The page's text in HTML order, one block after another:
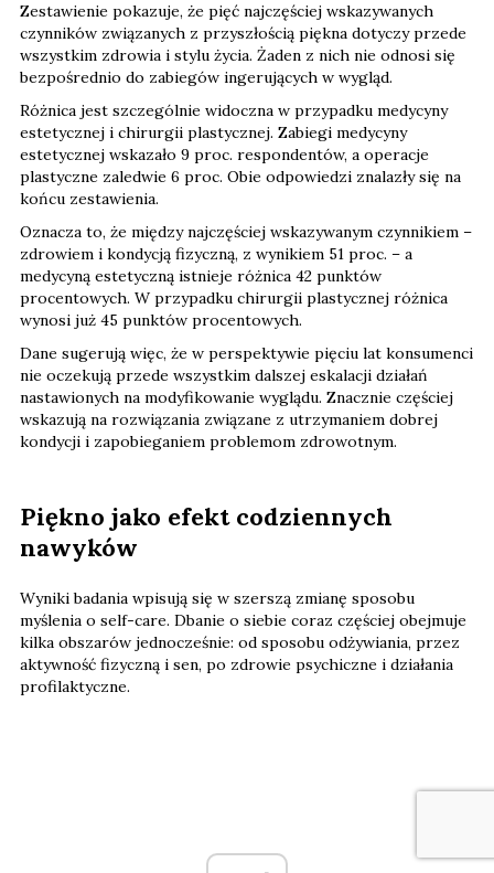
Zestawienie pokazuje, że pięć najczęściej wskazywanych
czynników związanych z przyszłością piękna dotyczy przede
wszystkim zdrowia i stylu życia. Żaden z nich nie odnosi się
bezpośrednio do zabiegów ingerujących w wygląd.
Różnica jest szczególnie widoczna w przypadku medycyny
estetycznej i chirurgii plastycznej. Zabiegi medycyny
estetycznej wskazało 9 proc. respondentów, a operacje
plastyczne zaledwie 6 proc. Obie odpowiedzi znalazły się na
końcu zestawienia.
Oznacza to, że między najczęściej wskazywanym czynnikiem –
zdrowiem i kondycją fizyczną, z wynikiem 51 proc. – a
medycyną estetyczną istnieje różnica 42 punktów
procentowych. W przypadku chirurgii plastycznej różnica
wynosi już 45 punktów procentowych.
Dane sugerują więc, że w perspektywie pięciu lat konsumenci
nie oczekują przede wszystkim dalszej eskalacji działań
nastawionych na modyfikowanie wyglądu. Znacznie częściej
wskazują na rozwiązania związane z utrzymaniem dobrej
kondycji i zapobieganiem problemom zdrowotnym.
Piękno jako efekt codziennych
nawyków
Wyniki badania wpisują się w szerszą zmianę sposobu
myślenia o self-care. Dbanie o siebie coraz częściej obejmuje
kilka obszarów jednocześnie: od sposobu odżywiania, przez
aktywność fizyczną i sen, po zdrowie psychiczne i działania
profilaktyczne.